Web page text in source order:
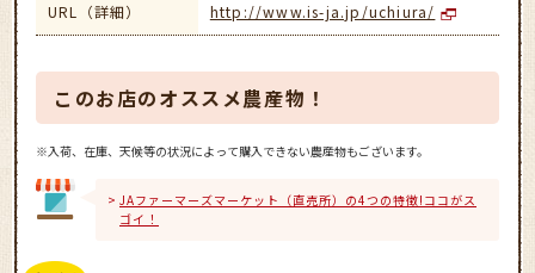
URL（詳細） http://www.is-ja.jp/uchiura/
このお店のオススメ農産物！
※入荷、在庫、天候等の状況によって購入できない農産物もございます。
JAファーマーズマーケット（直売所）の4つの特徴!ココがス
ゴイ！